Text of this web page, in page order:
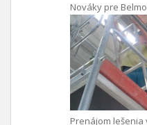
Nováky pre
Prenájom lešenia